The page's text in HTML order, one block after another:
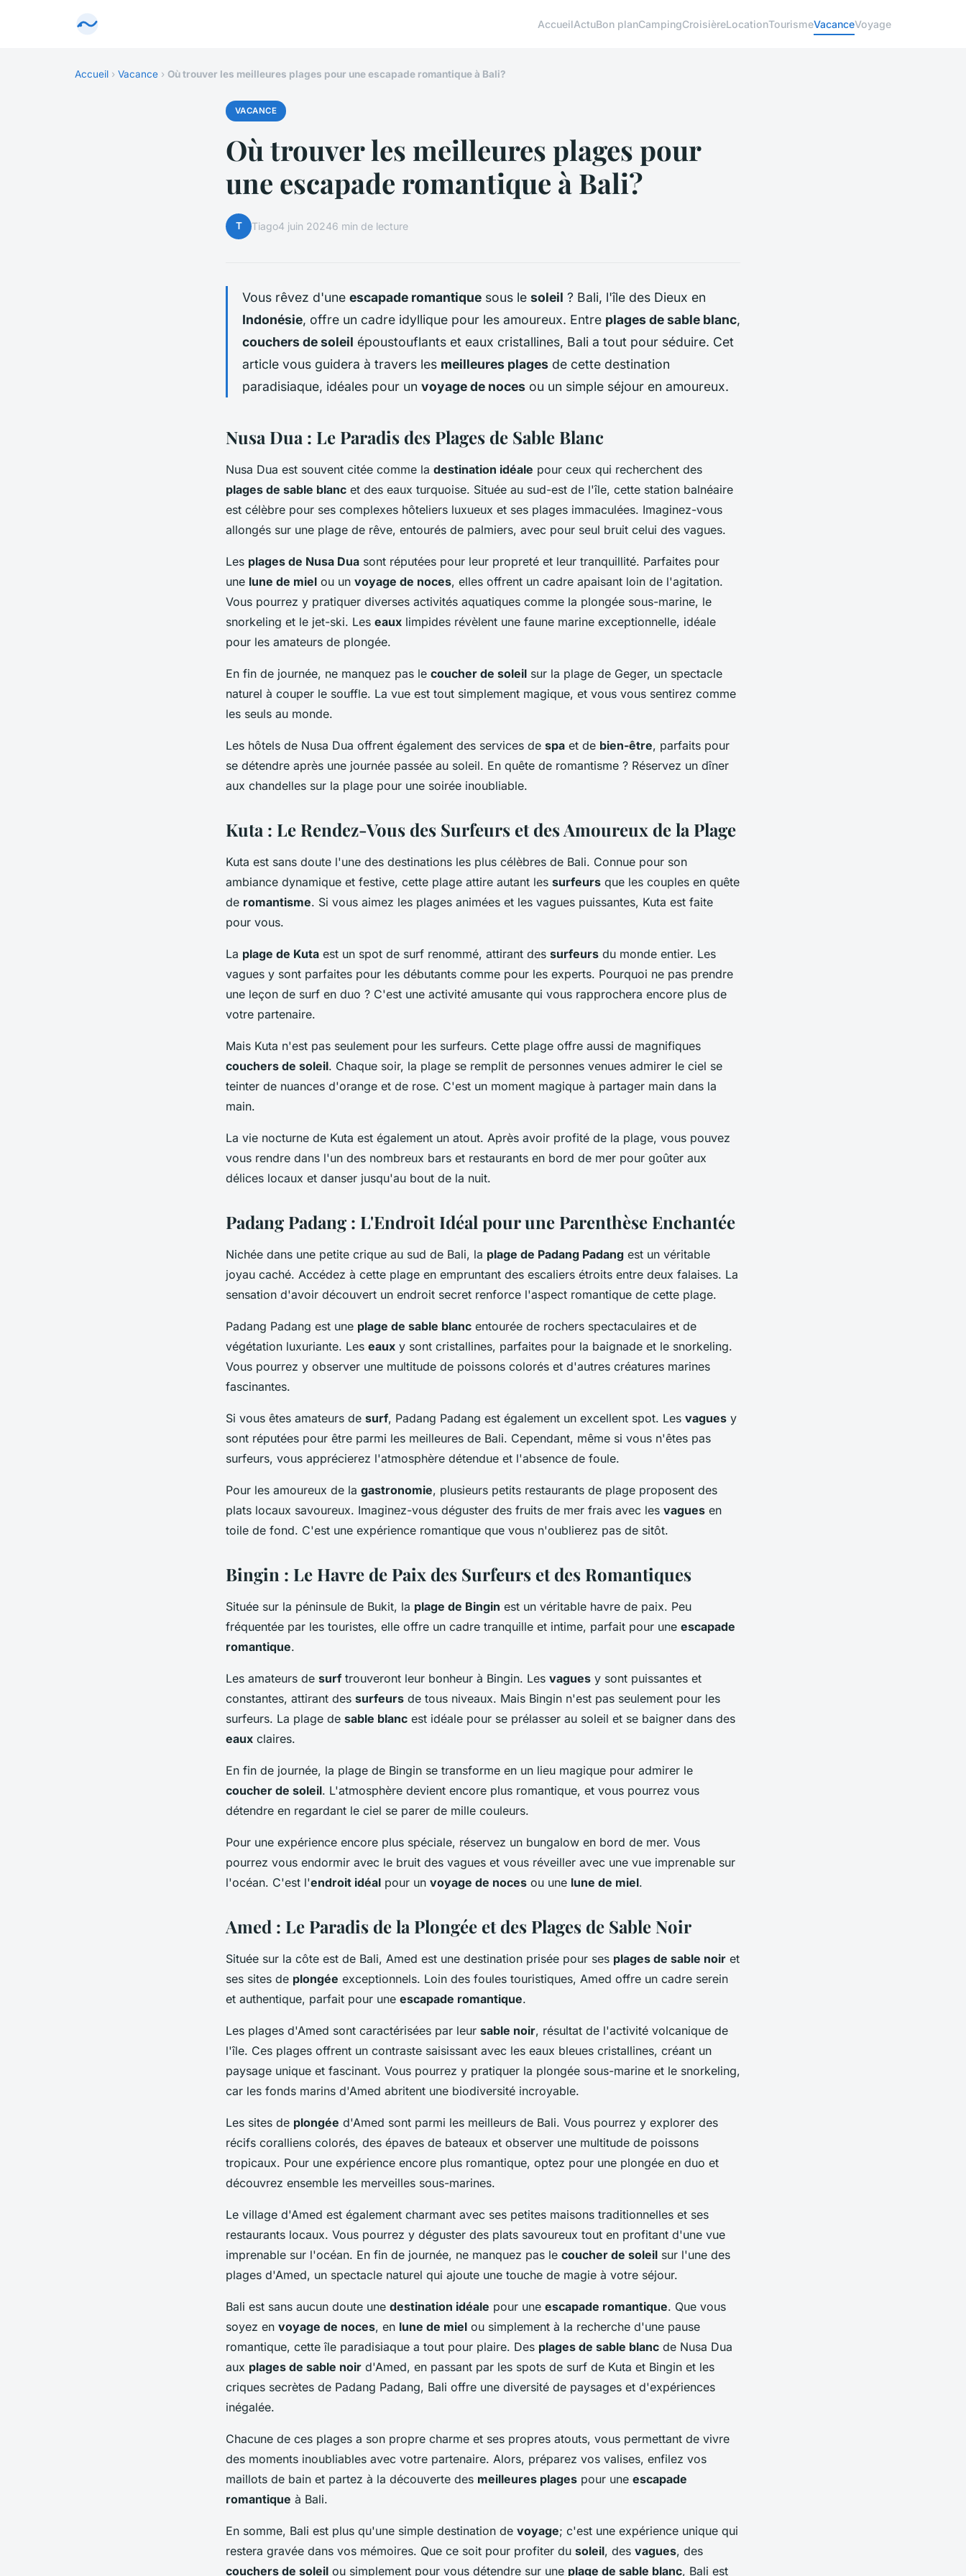
AccueilActuBon planCampingCroisièreLocationTourismeVacanceVoyage
Accueil › Vacance › Où trouver les meilleures plages pour une escapade romantique à Bali?
VACANCE
Où trouver les meilleures plages pour
une escapade romantique à Bali?
T Tiago4 juin 20246 min de lecture
Vous rêvez d'une escapade romantique sous le soleil ? Bali, l'île des Dieux en
Indonésie, offre un cadre idyllique pour les amoureux. Entre plages de sable blanc,
couchers de soleil époustouflants et eaux cristallines, Bali a tout pour séduire. Cet
article vous guidera à travers les meilleures plages de cette destination
paradisiaque, idéales pour un voyage de noces ou un simple séjour en amoureux.
Nusa Dua : Le Paradis des Plages de Sable Blanc
Nusa Dua est souvent citée comme la destination idéale pour ceux qui recherchent des
plages de sable blanc et des eaux turquoise. Située au sud-est de l'île, cette station balnéaire
est célèbre pour ses complexes hôteliers luxueux et ses plages immaculées. Imaginez-vous
allongés sur une plage de rêve, entourés de palmiers, avec pour seul bruit celui des vagues.
Les plages de Nusa Dua sont réputées pour leur propreté et leur tranquillité. Parfaites pour
une lune de miel ou un voyage de noces, elles offrent un cadre apaisant loin de l'agitation.
Vous pourrez y pratiquer diverses activités aquatiques comme la plongée sous-marine, le
snorkeling et le jet-ski. Les eaux limpides révèlent une faune marine exceptionnelle, idéale
pour les amateurs de plongée.
En fin de journée, ne manquez pas le coucher de soleil sur la plage de Geger, un spectacle
naturel à couper le souffle. La vue est tout simplement magique, et vous vous sentirez comme
les seuls au monde.
Les hôtels de Nusa Dua offrent également des services de spa et de bien-être, parfaits pour
se détendre après une journée passée au soleil. En quête de romantisme ? Réservez un dîner
aux chandelles sur la plage pour une soirée inoubliable.
Kuta : Le Rendez-Vous des Surfeurs et des Amoureux de la Plage
Kuta est sans doute l'une des destinations les plus célèbres de Bali. Connue pour son
ambiance dynamique et festive, cette plage attire autant les surfeurs que les couples en quête
de romantisme. Si vous aimez les plages animées et les vagues puissantes, Kuta est faite
pour vous.
La plage de Kuta est un spot de surf renommé, attirant des surfeurs du monde entier. Les
vagues y sont parfaites pour les débutants comme pour les experts. Pourquoi ne pas prendre
une leçon de surf en duo ? C'est une activité amusante qui vous rapprochera encore plus de
votre partenaire.
Mais Kuta n'est pas seulement pour les surfeurs. Cette plage offre aussi de magnifiques
couchers de soleil. Chaque soir, la plage se remplit de personnes venues admirer le ciel se
teinter de nuances d'orange et de rose. C'est un moment magique à partager main dans la
main.
La vie nocturne de Kuta est également un atout. Après avoir profité de la plage, vous pouvez
vous rendre dans l'un des nombreux bars et restaurants en bord de mer pour goûter aux
délices locaux et danser jusqu'au bout de la nuit.
Padang Padang : L'Endroit Idéal pour une Parenthèse Enchantée
Nichée dans une petite crique au sud de Bali, la plage de Padang Padang est un véritable
joyau caché. Accédez à cette plage en empruntant des escaliers étroits entre deux falaises. La
sensation d'avoir découvert un endroit secret renforce l'aspect romantique de cette plage.
Padang Padang est une plage de sable blanc entourée de rochers spectaculaires et de
végétation luxuriante. Les eaux y sont cristallines, parfaites pour la baignade et le snorkeling.
Vous pourrez y observer une multitude de poissons colorés et d'autres créatures marines
fascinantes.
Si vous êtes amateurs de surf, Padang Padang est également un excellent spot. Les vagues y
sont réputées pour être parmi les meilleures de Bali. Cependant, même si vous n'êtes pas
surfeurs, vous apprécierez l'atmosphère détendue et l'absence de foule.
Pour les amoureux de la gastronomie, plusieurs petits restaurants de plage proposent des
plats locaux savoureux. Imaginez-vous déguster des fruits de mer frais avec les vagues en
toile de fond. C'est une expérience romantique que vous n'oublierez pas de sitôt.
Bingin : Le Havre de Paix des Surfeurs et des Romantiques
Située sur la péninsule de Bukit, la plage de Bingin est un véritable havre de paix. Peu
fréquentée par les touristes, elle offre un cadre tranquille et intime, parfait pour une escapade
romantique.
Les amateurs de surf trouveront leur bonheur à Bingin. Les vagues y sont puissantes et
constantes, attirant des surfeurs de tous niveaux. Mais Bingin n'est pas seulement pour les
surfeurs. La plage de sable blanc est idéale pour se prélasser au soleil et se baigner dans des
eaux claires.
En fin de journée, la plage de Bingin se transforme en un lieu magique pour admirer le
coucher de soleil. L'atmosphère devient encore plus romantique, et vous pourrez vous
détendre en regardant le ciel se parer de mille couleurs.
Pour une expérience encore plus spéciale, réservez un bungalow en bord de mer. Vous
pourrez vous endormir avec le bruit des vagues et vous réveiller avec une vue imprenable sur
l'océan. C'est l'endroit idéal pour un voyage de noces ou une lune de miel.
Amed : Le Paradis de la Plongée et des Plages de Sable Noir
Située sur la côte est de Bali, Amed est une destination prisée pour ses plages de sable noir et
ses sites de plongée exceptionnels. Loin des foules touristiques, Amed offre un cadre serein
et authentique, parfait pour une escapade romantique.
Les plages d'Amed sont caractérisées par leur sable noir, résultat de l'activité volcanique de
l'île. Ces plages offrent un contraste saisissant avec les eaux bleues cristallines, créant un
paysage unique et fascinant. Vous pourrez y pratiquer la plongée sous-marine et le snorkeling,
car les fonds marins d'Amed abritent une biodiversité incroyable.
Les sites de plongée d'Amed sont parmi les meilleurs de Bali. Vous pourrez y explorer des
récifs coralliens colorés, des épaves de bateaux et observer une multitude de poissons
tropicaux. Pour une expérience encore plus romantique, optez pour une plongée en duo et
découvrez ensemble les merveilles sous-marines.
Le village d'Amed est également charmant avec ses petites maisons traditionnelles et ses
restaurants locaux. Vous pourrez y déguster des plats savoureux tout en profitant d'une vue
imprenable sur l'océan. En fin de journée, ne manquez pas le coucher de soleil sur l'une des
plages d'Amed, un spectacle naturel qui ajoute une touche de magie à votre séjour.
Bali est sans aucun doute une destination idéale pour une escapade romantique. Que vous
soyez en voyage de noces, en lune de miel ou simplement à la recherche d'une pause
romantique, cette île paradisiaque a tout pour plaire. Des plages de sable blanc de Nusa Dua
aux plages de sable noir d'Amed, en passant par les spots de surf de Kuta et Bingin et les
criques secrètes de Padang Padang, Bali offre une diversité de paysages et d'expériences
inégalée.
Chacune de ces plages a son propre charme et ses propres atouts, vous permettant de vivre
des moments inoubliables avec votre partenaire. Alors, préparez vos valises, enfilez vos
maillots de bain et partez à la découverte des meilleures plages pour une escapade
romantique à Bali.
En somme, Bali est plus qu'une simple destination de voyage; c'est une expérience unique qui
restera gravée dans vos mémoires. Que ce soit pour profiter du soleil, des vagues, des
couchers de soleil ou simplement pour vous détendre sur une plage de sable blanc, Bali est